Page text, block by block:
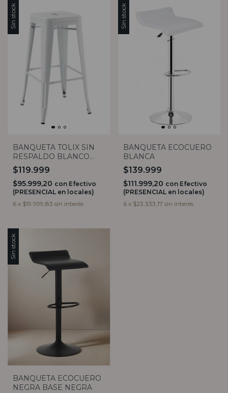
Sin stock
BANQUETA TOLIX SIN
RESPALDO BLANCO
MATE
$119.999
$95.999,20 con Efectivo
(PRESENCIAL en locales)
6 x $19.999,83 sin interés
Sin stock
BANQUETA ECOCUERO
BLANCA
$139.999
$111.999,20 con Efectivo
(PRESENCIAL en locales)
6 x $23.333,17 sin interés
Sin stock
BANQUETA ECOCUERO
NEGRA BASE NEGRA